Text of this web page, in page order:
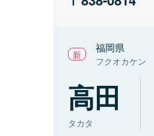
福岡県
フクオカケン
高田
タカタ